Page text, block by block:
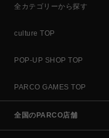
全カテゴリーから探す
culture TOP
POP-UP SHOP TOP
PARCO GAMES TOP
全国のPARCO店舗